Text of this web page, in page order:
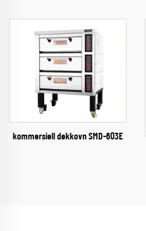
kommersiell dekkovn SMD-603E